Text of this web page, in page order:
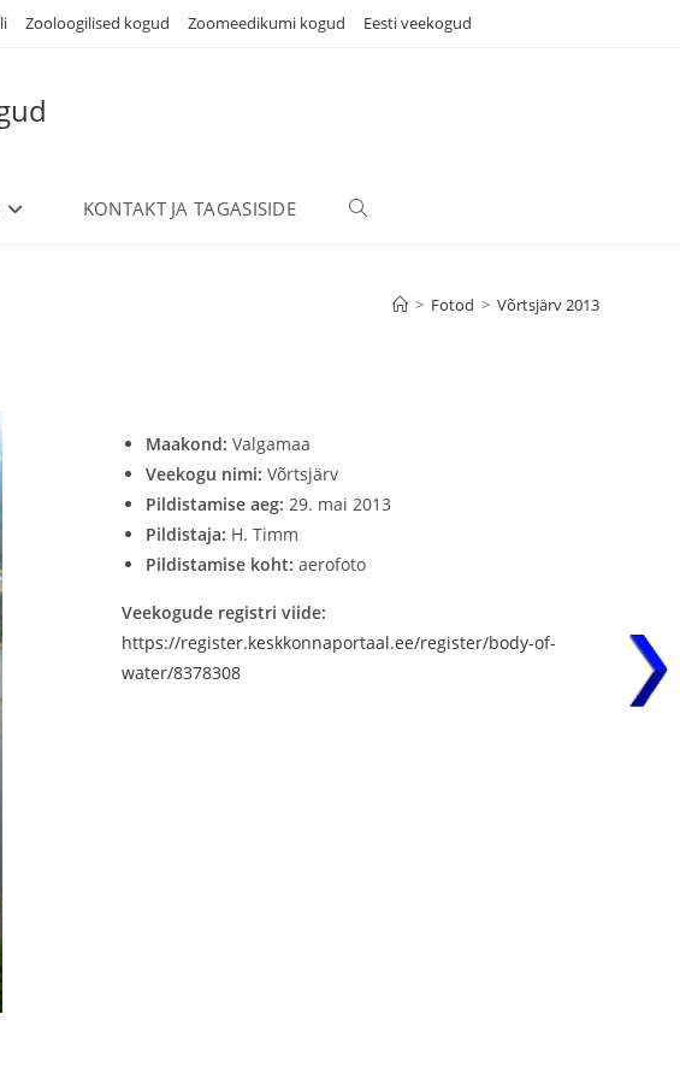
Zooloogilised kogud Zoomeedikumi kogud Eesti veekogud
KONTAKT JA TAGASISIDE TOGGLE
> Fotod > Võrtsjärv 2013
Maakond:Valgamaa
Veekogu nimi:Võrtsjärv
Pildistamise aeg:29. mai 2013
Pildistaja: H. Timm
Pildistamise koht:aerofoto
Veekogude registri viide:
https://register.keskkonnaportaal.ee/register/body-of-
water/8378308